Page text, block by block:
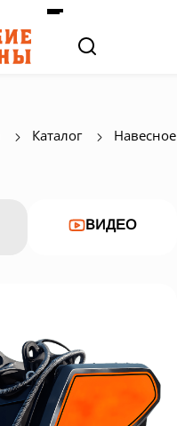
Каталог
ВИДЕО